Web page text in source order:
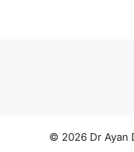
© 2026 Dr Ayan